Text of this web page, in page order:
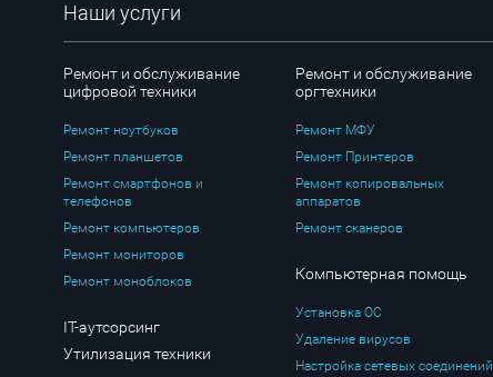
Наши услуги
Ремонт и обслуживание
цифровой техники
Ремонт ноутбуков
Ремонт планшетов
Ремонт смартфонов и
телефонов
Ремонт компьютеров
Ремонт мониторов
Ремонт моноблоков
IT-аутсорсинг
Утилизация техники
Ремонт и обслуживание
оргтехники
Ремонт МФУ
Ремонт Принтеров
Ремонт копировальных
аппаратов
Ремонт сканеров
Компьютерная помощь
Установка ОС
Удаление вирусов
Настройка сетевых соединений